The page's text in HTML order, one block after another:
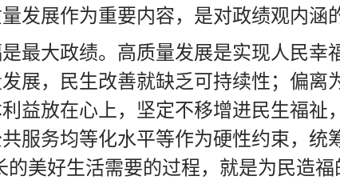
发展作为重要内容，是对政绩观内涵
大政绩。高质量发展是实现人民幸
展，民生改善就缺乏可持续性；偏离
益放在心上，坚定不移增进民生福祉
务均等化水平等作为硬性约束，统
美好生活需要的过程，就是为民造福